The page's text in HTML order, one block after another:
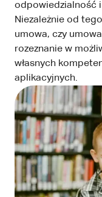
odpowiedzialność
Niezależnie od
umowa, czy
rozeznanie w
własnych
aplikacyjnych.